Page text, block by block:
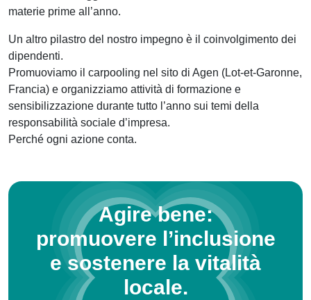
materie prime all’anno.
Un altro pilastro del nostro impegno è il coinvolgimento dei
dipendenti.
Promuoviamo il carpooling nel sito di Agen (Lot-et-Garonne,
Francia) e organizziamo attività di formazione e
sensibilizzazione durante tutto l’anno sui temi della
responsabilità sociale d’impresa.
Perché ogni azione conta.
Agire bene:
promuovere l’inclusione
e sostenere la vitalità
locale.